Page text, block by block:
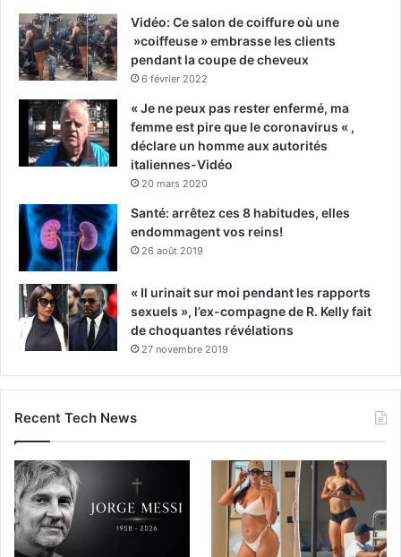
Vidéo: Ce salon de coiffure où une
»coiffeuse » embrasse les clients
pendant la coupe de cheveux
6 février 2022
« Je ne peux pas rester enfermé, ma
femme est pire que le coronavirus « ,
déclare un homme aux autorités
italiennes-Vidéo
20 mars 2020
Santé: arrêtez ces 8 habitudes, elles
endommagent vos reins!
26 août 2019
« Il urinait sur moi pendant les rapports
sexuels », l’ex-compagne de R. Kelly fait
de choquantes révélations
27 novembre 2019
Recent Tech News